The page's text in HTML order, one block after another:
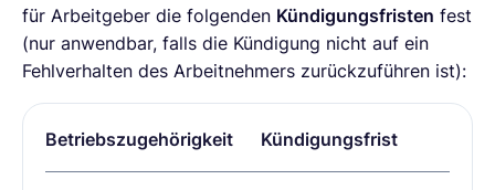
für Arbeitgeber die folgenden Kündigungsfristen fest
(nur anwendbar, falls die Kündigung nicht auf ein
Fehlverhalten des Arbeitnehmers zurückzuführen ist):
Betriebszugehörigkeit Kündigungsfrist